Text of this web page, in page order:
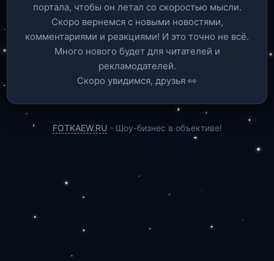
портала, чтобы он летал со скоростью мысли.
Скоро вернемся c новыми новостями,
комментариями и реакциями! И это точно не всё.
Много нового будет для читателей и
рекламодателей.
Скоро увидимся, друзья 👀
FOTKAEW.RU - Шоу-бизнес в объективе!